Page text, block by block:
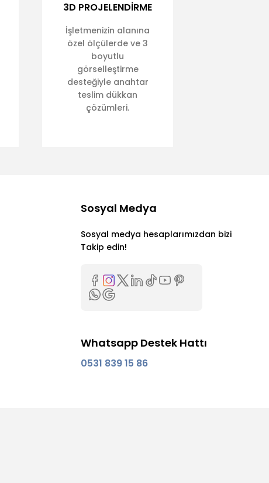
3D PROJELENDİRME
İşletmenizin alanına
özel ölçülerde ve 3
boyutlu
görselleştirme
desteğiyle anahtar
teslim dükkan
çözümleri.
Sosyal Medya
Sosyal medya hesaplarımızdan bizi
Takip edin!
Whatsapp Destek Hattı
0531 839 15 86